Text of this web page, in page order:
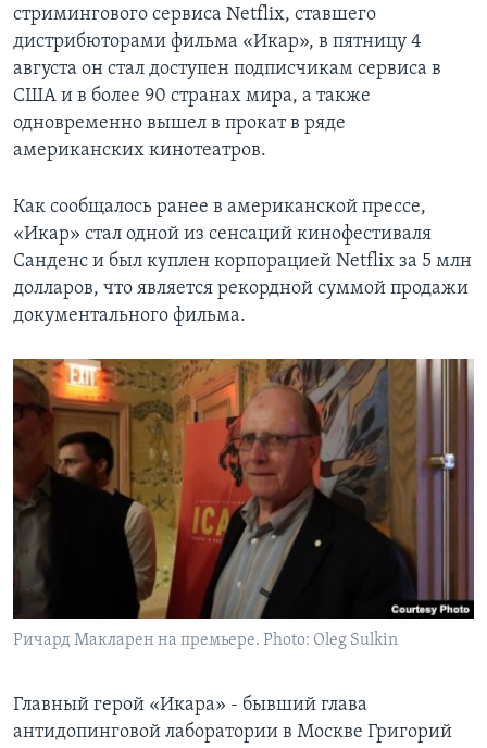
стримингового сервиса Netflix, ставшего
дистрибюторами фильма «Икар», в пятницу 4
августа он стал доступен подписчикам сервиса в
США и в более 90 странах мира, а также
одновременно вышел в прокат в ряде
американских кинотеатров.
Как сообщалось ранее в американской прессе,
«Икар» стал одной из сенсаций кинофестиваля
Санденс и был куплен корпорацией Netflix за 5 млн
долларов, что является рекордной суммой продажи
документального фильма.
Ричард Макларен на премьере. Photo: Oleg Sulkin
Главный герой «Икара» - бывший глава
антидопинговой лаборатории в Москве Григорий